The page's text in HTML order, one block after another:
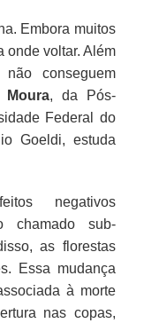
Embora muitos
onde voltar. Além
conseguem
Moura, da Pós-
Federal do
Goeldi, estuda
negativos
chamado sub-
as florestas
Essa mudança
à morte
nas copas,